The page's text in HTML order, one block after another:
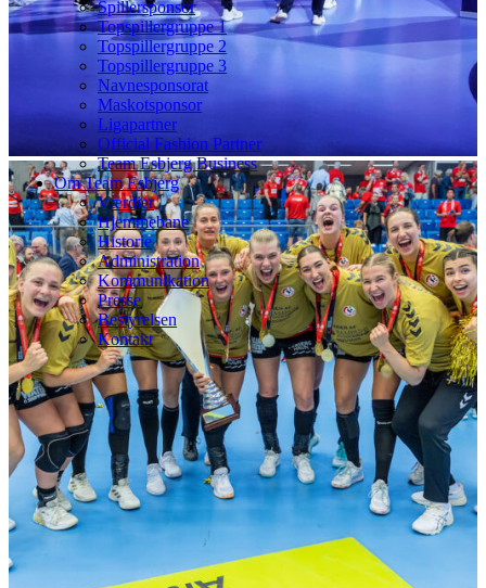
Spillersponsor
Topspillergruppe 1
Topspillergruppe 2
Topspillergruppe 3
Navnesponsorat
Maskotsponsor
Ligapartner
Official Fashion Partner
Team Esbjerg Business
Om Team Esbjerg
Værdier
Hjemmebane
Historie
Administration
Kommunikation
Presse
Bestyrelsen
Kontakt